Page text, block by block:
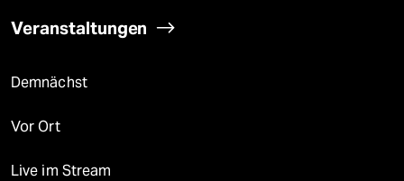
Veranstaltungen
Demnächst
Vor Ort
Live im Stream